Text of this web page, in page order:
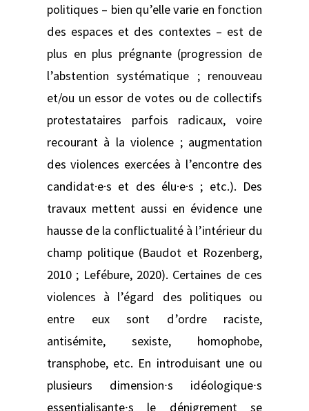
politiques – bien qu’elle varie en fonction
des espaces et des contextes – est de
plus en plus prégnante (progression de
l’abstention systématique ; renouveau
et/ou un essor de votes ou de collectifs
protestataires parfois radicaux, voire
recourant à la violence ; augmentation
des violences exercées à l’encontre des
candidat·e·s et des élu·e·s ; etc.). Des
travaux mettent aussi en évidence une
hausse de la conflictualité à l’intérieur du
champ politique (Baudot et Rozenberg,
2010 ; Lefébure, 2020). Certaines de ces
violences à l’égard des politiques ou
entre eux sont d’ordre raciste,
antisémite, sexiste, homophobe,
transphobe, etc. En introduisant une ou
plusieurs dimension⸱s idéologique⸱s
essentialisante⸱s le dénigrement se